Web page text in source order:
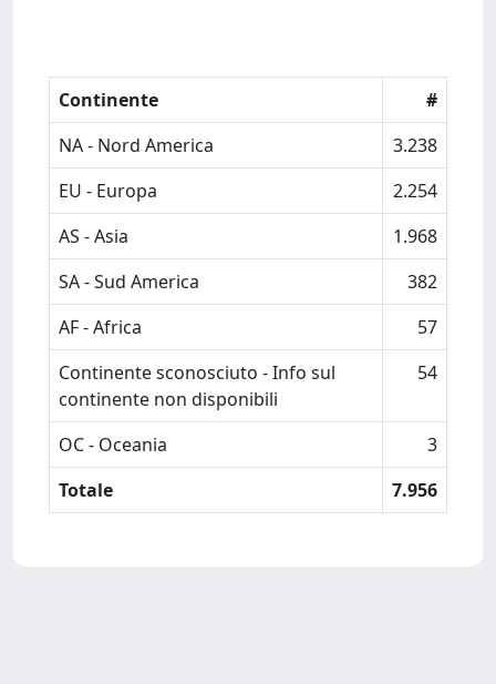
Continente
#
NA - Nord America
3.238
EU - Europa
2.254
AS - Asia
1.968
SA - Sud America
382
AF - Africa
57
Continente sconosciuto - Info sul
continente non disponibili
54
OC - Oceania
3
Totale
7.956